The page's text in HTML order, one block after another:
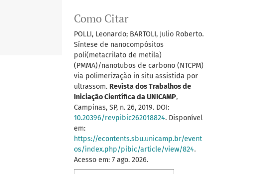
Como Citar
POLLI, Leonardo; BARTOLI, Julio Roberto.
Síntese de nanocompósitos
poli(metacrilato de metila)
(PMMA)/nanotubos de carbono (NTCPM)
via polimerização in situ assistida por
ultrassom. Revista dos Trabalhos de
Iniciação Científica da UNICAMP,
Campinas, SP, n. 26, 2019. DOI:
10.20396/revpibic262018824. Disponível
em:
https://econtents.sbu.unicamp.br/event
os/index.php/pibic/article/view/824.
Acesso em: 7 ago. 2026.